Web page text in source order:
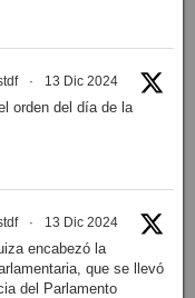
· 13 Dic 2024
orden del día de la
· 13 Dic 2024
encabezó la
que se llevó
del Parlamento